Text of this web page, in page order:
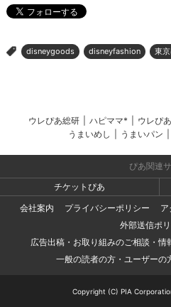
> disneygoods disneyfashion 東
ウレぴあ総研 ハピママ* ウレぴ
うまいめし
うまいパン
ぴあ関連
チケットぴあ
会社案内
プライバシーポリシー
外部送信ポ
広告出稿・お取り組みのご相談・
一般の読者の方・ユーザーの
Copyright (C) PIA